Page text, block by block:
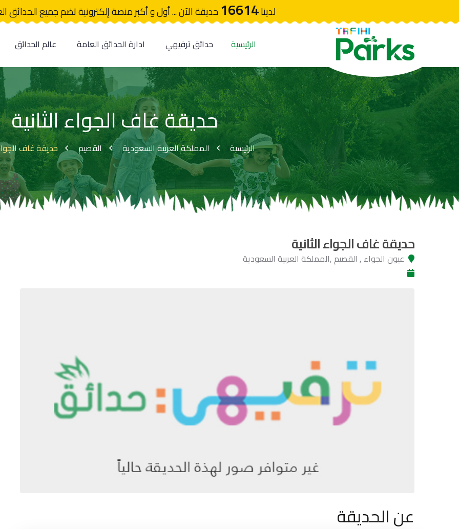
لدينا16614حديقة الآن ... أول و أكبر منصة إلكترونية تضم جميع الحدائق
الرئيسية حدائق ترفيهي ادارة الحدائق العامة عالم الحدائق
حديقة غاف الجواء الثانية
الرئيسية المملكة العربية السعودية القصيم حديقة غاف
حديقة غاف الجواء الثانية
عيون الجواء , القصيم ,المملكة العربية السعودية
عن الحديقة